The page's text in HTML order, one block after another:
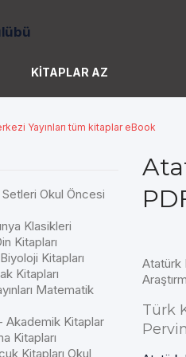
KITAPLAR AZ
Yayınları tüm kitaplar eBook
Setleri Okul Öncesi
Klasikleri
Kitapları
Kitapları
Kitapları
Matematik
Akademik Kitaplar
Kitapları
Kitapları Okul
Atatürk
Türk